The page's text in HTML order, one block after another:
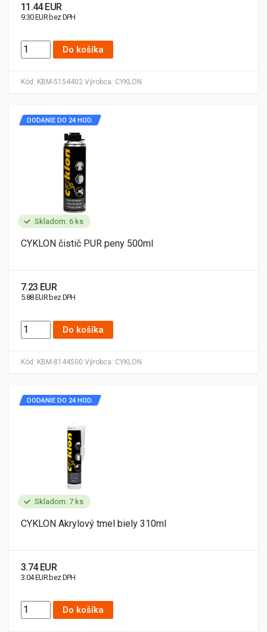
Kód: KBM-5154402 Výrobca: CYKLON
11.44 EUR
9.30 EUR bez DPH
Do košíka
Skladom: 6 ks
Kód: KBM-8144500 Výrobca: CYKLON
DODANIE DO 24 HOD.
CYKLON čistič PUR peny 500ml
7.23 EUR
5.88 EUR bez DPH
Do košíka
Skladom: 7 ks
DODANIE DO 24 HOD.
CYKLON Akrylový tmel biely 310ml
3.74 EUR
3.04 EUR bez DPH
Do košíka